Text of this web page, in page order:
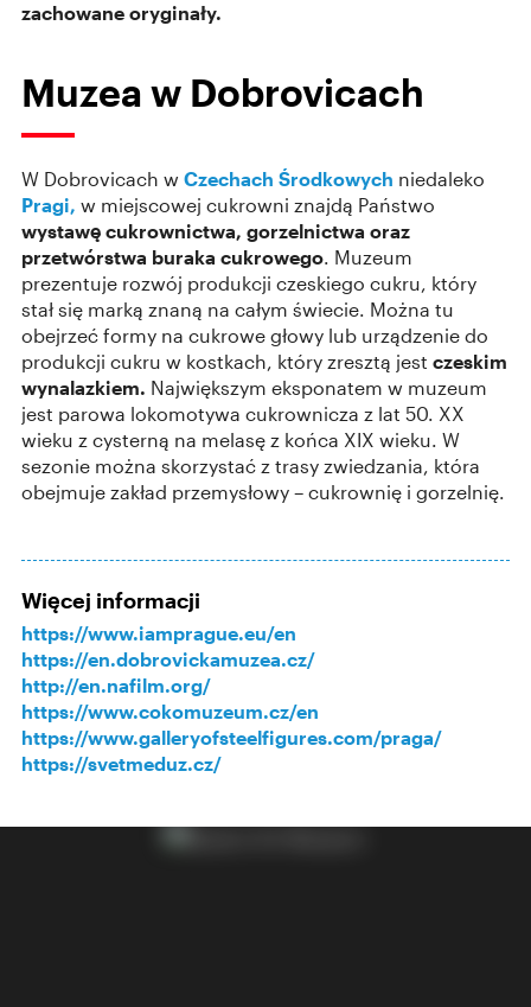
zachowane oryginały.
Muzea w Dobrovicach
W Dobrovicach w Czechach Środkowych niedaleko
Pragi, w miejscowej cukrowni znajdą Państwo
wystawę cukrownictwa, gorzelnictwa oraz
przetwórstwa buraka cukrowego. Muzeum
prezentuje rozwój produkcji czeskiego cukru, który
stał się marką znaną na całym świecie. Można tu
obejrzeć formy na cukrowe głowy lub urządzenie do
produkcji cukru w kostkach, który zresztą jest czeskim
wynalazkiem. Największym eksponatem w muzeum
jest parowa lokomotywa cukrownicza z lat 50. XX
wieku z cysterną na melasę z końca XIX wieku. W
sezonie można skorzystać z trasy zwiedzania, która
obejmuje zakład przemysłowy – cukrownię i gorzelnię.
Więcej informacji
https://www.iamprague.eu/en
https://en.dobrovickamuzea.cz/
http://en.nafilm.org/
https://www.cokomuzeum.cz/en
https://www.galleryofsteelfigures.com/praga/
https://svetmeduz.cz/